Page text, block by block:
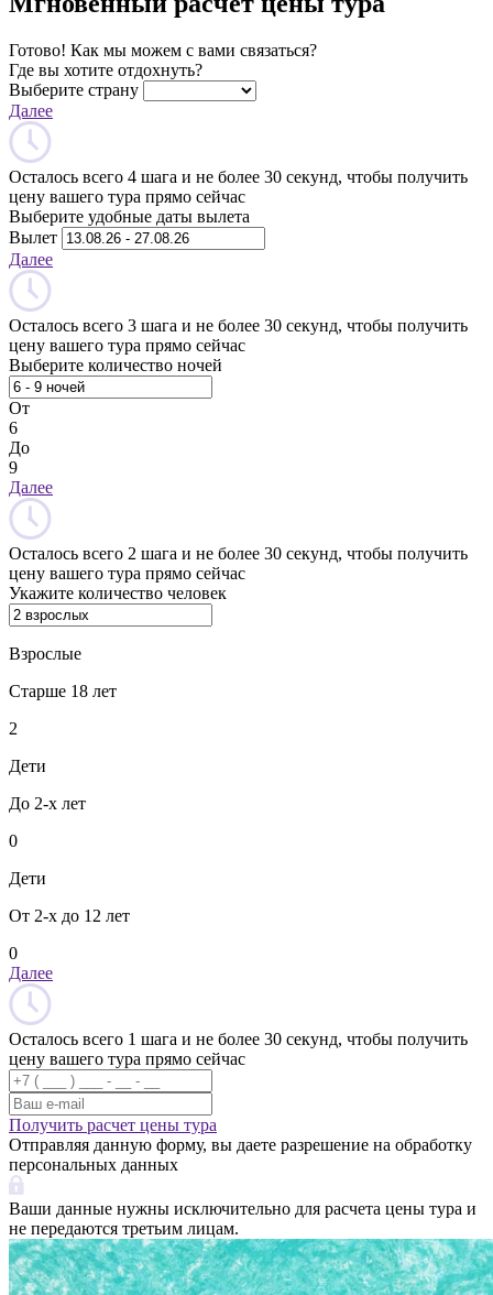
Готово! Как мы можем с вами связаться?
Где вы хотите отдохнуть?
Выберите страну
Далее
Осталось всего 4 шага и не более 30 секунд, чтобы получить
цену вашего тура прямо сейчас
Выберите удобные даты вылета
Вылет
Далее
Осталось всего 3 шага и не более 30 секунд, чтобы получить
цену вашего тура прямо сейчас
Выберите количество ночей
От
6
До
9
Далее
Осталось всего 2 шага и не более 30 секунд, чтобы получить
цену вашего тура прямо сейчас
Укажите количество человек
Взрослые
Старше 18 лет
2
Дети
До 2-х лет
0
Дети
От 2-х до 12 лет
0
Далее
Осталось всего 1 шага и не более 30 секунд, чтобы получить
цену вашего тура прямо сейчас
Получить расчет цены тура
Отправляя данную форму, вы даете разрешение на обработку
персональных данных
Ваши данные нужны исключительно для расчета цены тура и
не передаются третьим лицам.